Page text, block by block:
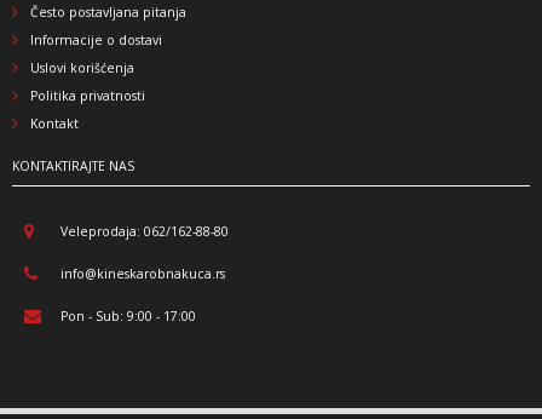
Često postavljana pitanja
Informacije o dostavi
Uslovi korišćenja
Politika privatnosti
Kontakt
KONTAKTIRAJTE NAS
Veleprodaja: 062/162-88-80
info@kineskarobnakuca.rs
Pon - Sub: 9:00 - 17:00